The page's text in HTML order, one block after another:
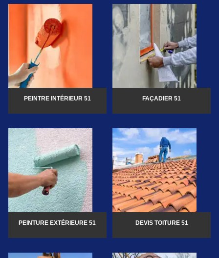
PEINTRE INTÉRIEUR 51 FAÇADIER 51
PEINTURE EXTÉRIEURE 51 DEVIS TOITURE 51